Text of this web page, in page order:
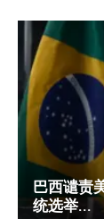
巴西谴责
统选举...